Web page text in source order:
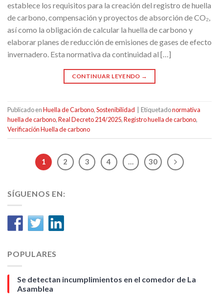
establece los requisitos para la creación del registro de huella
de carbono, compensación y proyectos de absorción de CO₂,
así como la obligación de calcular la huella de carbono y
elaborar planes de reducción de emisiones de gases de efecto
invernadero. Esta normativa da continuidad al […]
CONTINUAR LEYENDO →
Publicado enHuella de Carbono,Sostenibilidad Etiquetadonormativa
huella de carbono,Real Decreto 214/2025,Registro huella de carbono,
Verificación Huella de carbono
1 2 3 4 … 30
SÍGUENOS EN:
POPULARES
Se detectan incumplimientos en el comedor de La
Asamblea